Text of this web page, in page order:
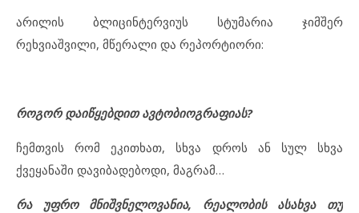
არილის ბლიცინტერვიუს სტუმარია ჯიმშერ
რეხვიაშვილი, მწერალი და რეპორტიორი:
როგორ დაიწყებდით ავტობიოგრაფიას?
ჩემთვის რომ ეკითხათ, სხვა დროს ან სულ სხვა
ქვეყანაში დავიბადებოდი, მაგრამ…
რა უფრო მნიშვნელოვანია, რეალობის ასახვა თუ